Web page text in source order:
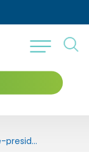
Prefeito recebe vice-presidente no aeroporto de Barretos